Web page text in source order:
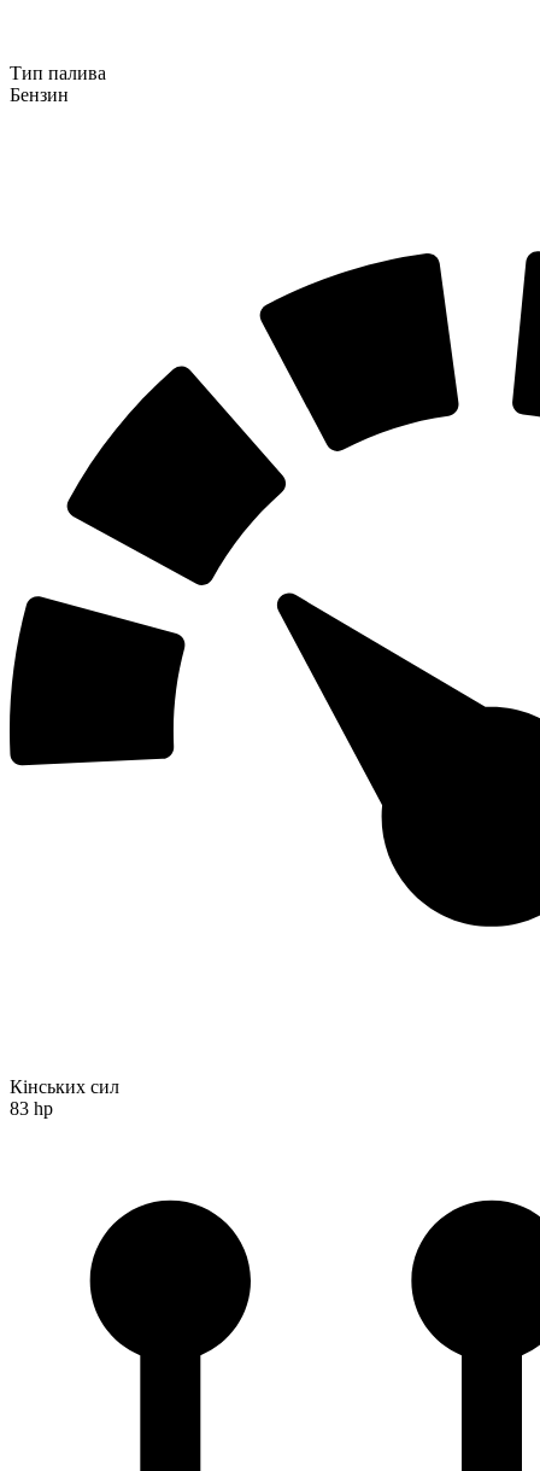
Тип палива
Бензин
Кінських сил
83 hp